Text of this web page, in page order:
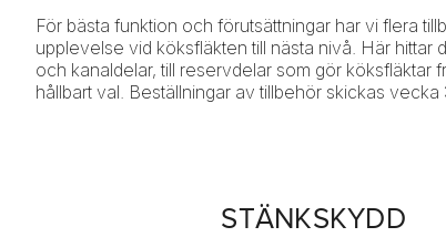
För bästa funktion och förutsättningar har vi flera
upplevelse vid köksfläkten till nästa nivå. Här hittar
och kanaldelar, till reservdelar som gör köksfläktar
hållbart val. Beställningar av tillbehör skickas vecka
STÄNKSKYDD